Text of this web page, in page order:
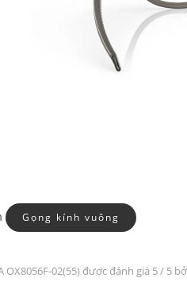
Gọng kính vuông
OX8056F-02(55) được đánh giá 5/ 5